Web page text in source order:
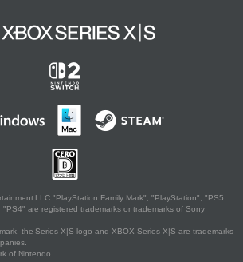
LLC."PlayStation Family Mark", "PlayStation", "PS5
are registered trademarks or trademarks of Sony
the Series X|S logo and XBOX Series X|S are trademarks
of Nintendo.